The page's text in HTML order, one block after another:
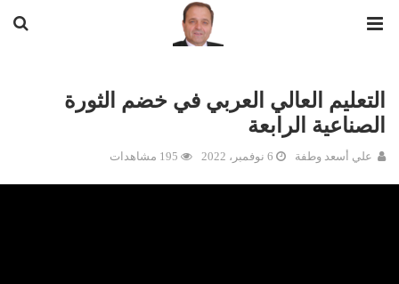
التعليم العالي العربي في خضم الثورة
الصناعية الرابعة
علي أسعد وطفة 6 نوفمبر، 2022 195 مشاهدات